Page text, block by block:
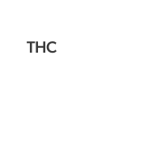
THC